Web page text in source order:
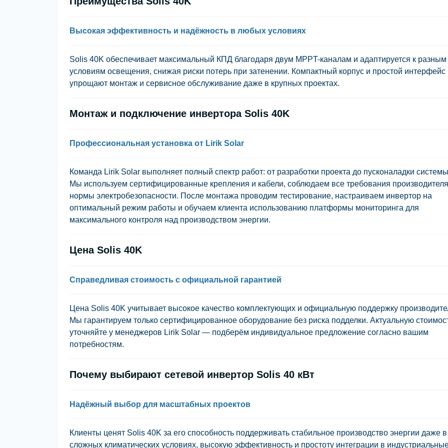
Высокая эффективность и надёжность в любых условиях
Solis 40K обеспечивает максимальный КПД благодаря двум MPPT-каналам и адаптируется к разным
условиям освещения, снижая риски потерь при затенении. Компактный корпус и простой интерфейс
упрощают монтаж и сервисное обслуживание даже в крупных проектах.
Монтаж и подключение инвертора Solis 40K
Профессиональная установка от Lirik Solar
Команда Lirik Solar выполняет полный спектр работ: от разработки проекта до пусконаладки
Мы используем сертифицированные крепления и кабели, соблюдаем все требования
нормы электробезопасности. После монтажа проводим тестирование, настраиваем инвертор на
оптимальный режим работы и обучаем клиента использованию платформы мониторинга для
максимального контроля над производством энергии.
Цена Solis 40K
Справедливая стоимость с официальной гарантией
Цена Solis 40K учитывает высокое качество комплектующих и официальную поддержку
Мы гарантируем только сертифицированное оборудование без риска подделки. Актуальную
уточняйте у менеджеров Lirik Solar — подберём индивидуальное предложение согласно вашим
потребностям.
Почему выбирают сетевой инвертор Solis 40 кВт
Надёжный выбор для масштабных проектов
Клиенты ценят Solis 40K за его способность поддерживать стабильное производство энергии даже в
сложных климатических условиях, высокую эффективность и простоту интеграции в